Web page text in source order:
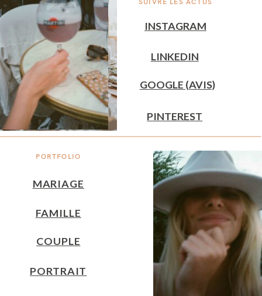
PORTFOLIO
MARIAGE
INSTAGRAM
GOOGLE (AVIS)
FAMILLE
PINTEREST
COUPLE
LINKEDIN
PORTRAIT